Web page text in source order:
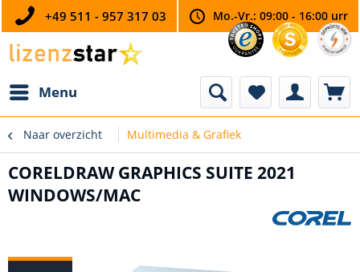
+49 511 - 957 317 03 Mo.-Vr.: 09:00 - 16:00 urr
Menu
Naar overzicht Multimedia & Grafiek
CORELDRAW GRAPHICS SUITE 2021
WINDOWS/MAC